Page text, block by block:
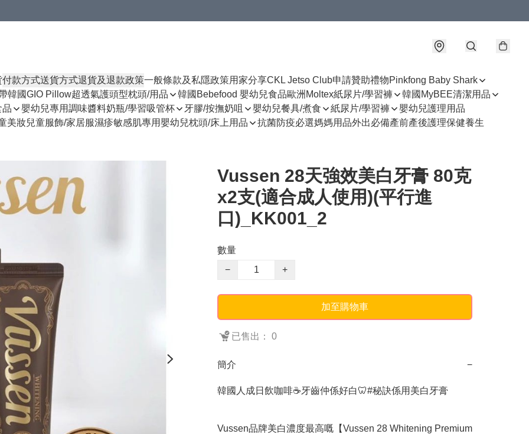
付款方式送貨方式退貨及退款政策一般條款及私隱政策用家分享CKL Jetso Club申請贊助禮物Pinkfong Baby Shark
韓國GIO Pillow超透氣護頭型枕頭/用品 韓國Bebefood 嬰幼兒食品歐洲Moltex紙尿片/學習褲
韓國MyBEE清潔用品
品
嬰幼兒專用調味醬料奶瓶/學習吸管杯 牙膠/按撫奶咀 嬰幼兒餐具/煮食 紙尿片/學習褲
嬰幼兒護理用品
美妝兒童服飾/家居服濕疹敏感肌專用嬰幼兒枕頭/床上用品 抗菌防疫必選媽媽用品外出必備產前產後護理保健養生
Vussen 28天強效美白牙膏 80克
x2支(適合成人使用)(平行進
口)_KK001_2
數量
−
+
加至購物車
已售出： 0
簡介 −
韓國人成日飲咖啡☕牙齒仲係好白🦷#秘訣係用美白牙膏
Vussen品牌美白濃度最高嘅【Vussen 28 Whitening Premium